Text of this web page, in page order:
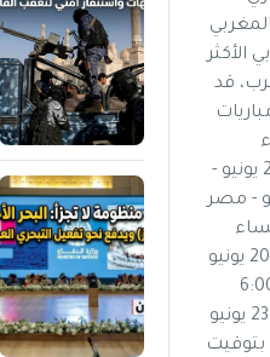
الأكثر
قد
- 6:00 مساء
بتوقيت مكة المكرمة. 20 يونيو - السعودية وأوروغواي في روستوف - 6:00 مساء بتوقيت مكة المكرمة. 25 يونيو -
مساء بتوقيت مكة المكرمة (4:00 عصرا بتوقيت القاهرة). 15 يونيو - مصر
بتوقيت القاهرة. 19 يونيو - مصر وروسيا في سان بطرسبرغ - 8:00 مساء
بتوقيت القاهرة. مباريات المغرب 15 يونيو - المغرب وإيران في سان بطرسبرغ - 3:00 ظهرا بتوقيت الرباط. 20 يونيو
- 12:00 ظهرا بتوقيت الرباط. 25 يونيو - المغرب وإسبانيا في كالينينغراد - 6:00
مساء بتوقيت الرباط مباريات تونس 18 يونيو - تونس وإنجلترا في فولغوغراد - 7:00 مساء بتوقيت تونس. 23 يونيو
28 يونيو - تونس وبنما في سرانسك - 7:00 مساء بتوقيت